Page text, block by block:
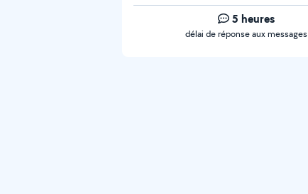
5 heures
délai de réponse aux messages